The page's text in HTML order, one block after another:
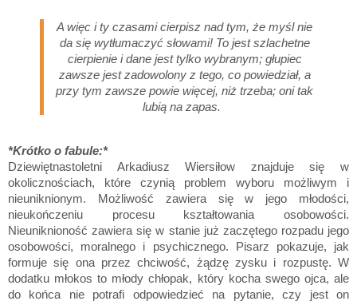
A więc i ty czasami cierpisz nad tym, że myśl nie
da się wytłumaczyć słowami! To jest szlachetne
cierpienie i dane jest tylko wybranym; głupiec
zawsze jest zadowolony z tego, co powiedział, a
przy tym zawsze powie więcej, niż trzeba; oni tak
lubią na zapas.
*Krótko o fabule:*
Dziewiętnastoletni Arkadiusz Wiersiłow znajduje się w
okolicznościach, które czynią problem wyboru możliwym i
nieuniknionym. Możliwość zawiera się w jego młodości,
nieukończeniu procesu kształtowania osobowości.
Nieuniknioność zawiera się w stanie już zaczętego rozpadu jego
osobowości, moralnego i psychicznego. Pisarz pokazuje, jak
formuje się ona przez chciwość, żądzę zysku i rozpustę. W
dodatku młokos to młody chłopak, który kocha swego ojca, ale
do końca nie potrafi odpowiedzieć na pytanie, czy jest on